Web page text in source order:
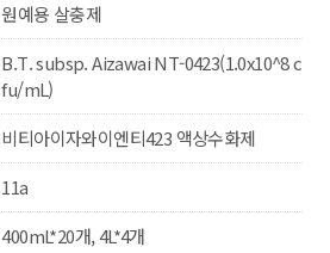
원예용 살충제
B.T. subsp. Aizawai NT-0423(1.0x10^8 c
fu/mL)
비티아이자와이엔티423 액상수화제
11a
400mL*20개, 4L*4개